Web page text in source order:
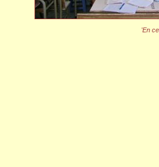
'En